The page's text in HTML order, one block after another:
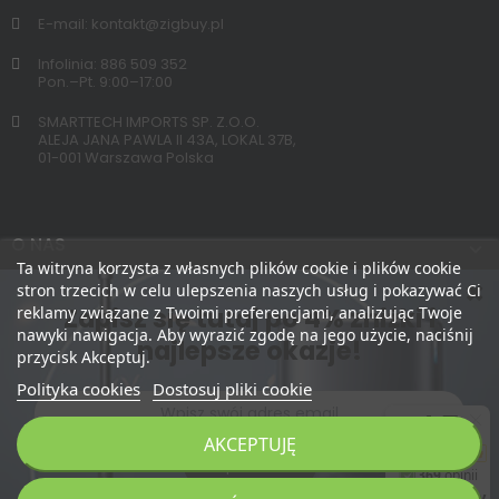
Ta witryna korzysta z własnych plików cookie i plików cookie
stron trzecich w celu ulepszenia naszych usług i pokazywać Ci
reklamy związane z Twoimi preferencjami, analizując Twoje
nawyki nawigacja. Aby wyrazić zgodę na jego użycie, naciśnij
przycisk Akceptuj.
Polityka cookies Dostosuj pliki cookie
AKCEPTUJĘ
E-mail: kontakt@zigbuy.pl
Infolinia: 886 509 352
Pon.–Pt. 9:00–17:00
SMARTTECH IMPORTS SP. Z.O.O.
ALEJA JANA PAWLA II 43A, LOKAL 37B,
01-001 Warszawa Polska
O NAS
Copyright 2026 © zigbuy.pl. Wszelkie prawa zastrzeżone.
Zapisz się tutaj po 4% zniżki i
najlepsze okazje!
Zapisz Mnie